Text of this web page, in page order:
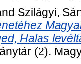
Szilágyi,
Halas
(2).